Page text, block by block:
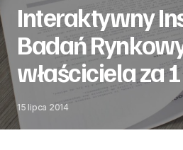
Interaktywny
Badań
właściciela za
15 lipca 2014